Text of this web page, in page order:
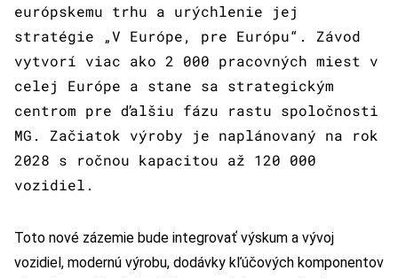
európskemu trhu a urýchlenie jej
stratégie „V Európe, pre Európu“. Závod
vytvorí viac ako 2 000 pracovných miest v
celej Európe a stane sa strategickým
centrom pre ďalšiu fázu rastu spoločnosti
MG. Začiatok výroby je naplánovaný na rok
2028 s ročnou kapacitou až 120 000
vozidiel.
Toto nové zázemie bude integrovať výskum a vývoj
vozidiel, modernú výrobu, dodávky kľúčových komponentov